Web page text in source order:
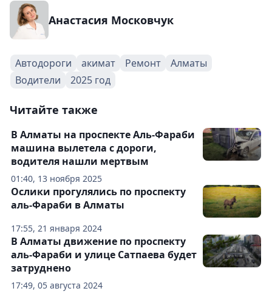
Анастасия Московчук
Автодороги акимат Ремонт
Алматы
Водители
2025 год
Читайте также
01:40, 13 ноября 2025
В Алматы на проспекте Аль-Фараби
машина вылетела с дороги,
водителя нашли мертвым
17:55, 21 января 2024
Ослики прогулялись по проспекту
аль-Фараби в Алматы
17:49, 05 августа 2024
В Алматы движение по проспекту
аль-Фараби и улице Сатпаева будет
затруднено